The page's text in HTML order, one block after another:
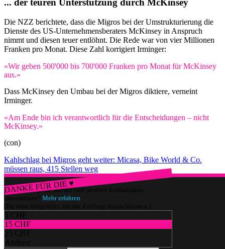
... der teuren Unterstützung durch McKinsey
Die NZZ berichtete, dass die Migros bei der Umstrukturierung die
Dienste des US-Unternehmensberaters McKinsey in Anspruch
nimmt und diesen teuer entlöhnt. Die Rede war von vier Millionen
Franken pro Monat. Diese Zahl korrigiert Irminger:
«Wir geben 500'000 bis 700'000 Franken pro Monat für McKinsey
aus.»
Dass McKinsey den Umbau bei der Migros diktiere, verneint
Irminger.
«Am Ende bin ich verantwortlich für die Entscheidungen – nicht
McKinsey.»
(con)
Kahlschlag bei Migros geht weiter: Micasa, Bike World & Co.
müssen raus, 415 Stellen weg
DANKE FÜR DIE ♥
Würdest du gerne watson und unseren Journalismus
unterstützen? Mehr erfahren
(Du wirst umgeleitet, um die Zahlung abzuschliessen.)
5 CHF
15 CHF
25 CHF
Anderer